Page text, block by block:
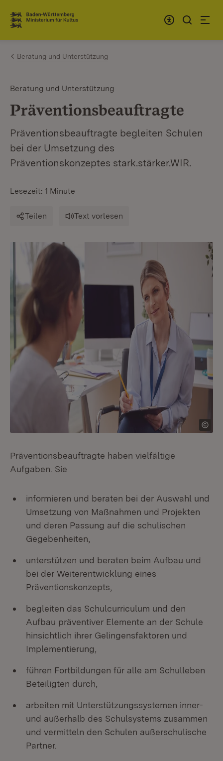
Zum Inhalt springen
Link zur Startseite
Beratung und Unterstützung
Beratung und Unterstützung
Präventionsbeauftragte
Präventionsbeauftragte begleiten Schulen
bei der Umsetzung des
Präventionskonzeptes stark.stärker.WIR.
Lesezeit: 1 Minute
Teilen Text vorlesen
Präventionsbeauftragte haben vielfältige
Aufgaben. Sie
informieren und beraten bei der Auswahl und
Umsetzung von Maßnahmen und Projekten
und deren Passung auf die schulischen
Gegebenheiten,
unterstützen und beraten beim Aufbau und
bei der Weiterentwicklung eines
Präventionskonzepts,
begleiten das Schulcurriculum und den
Aufbau präventiver Elemente an der Schule
hinsichtlich ihrer Gelingensfaktoren und
Implementierung,
führen Fortbildungen für alle am Schulleben
Beteiligten durch,
arbeiten mit Unterstützungssystemen inner-
und außerhalb des Schulsystems zusammen
und vermitteln den Schulen außerschulische
Partner.